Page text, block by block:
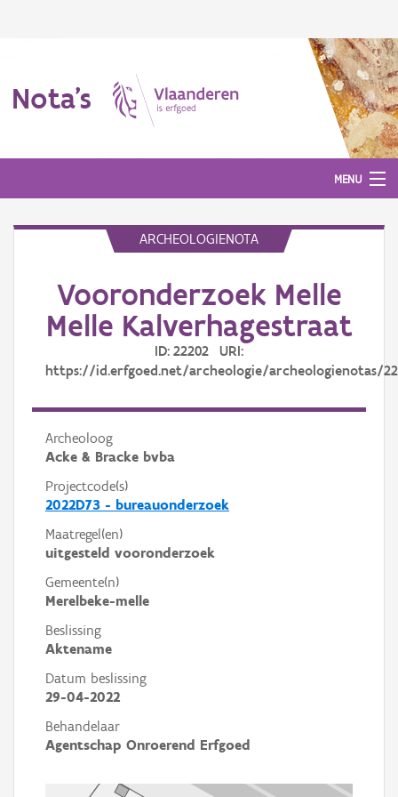
Nota's
MENU
Aanmelden
ARCHEOLOGIENOTA
Vooronderzoek Melle
Melle Kalverhagestraat
ID: 22202 URI:
https://id.erfgoed.net/archeologie/archeologienotas/
Archeoloog
Acke & Bracke bvba
Projectcode(s)
2022D73 - bureauonderzoek
Maatregel(en)
uitgesteld vooronderzoek
Gemeente(n)
Merelbeke-melle
Beslissing
Aktename
Datum beslissing
29-04-2022
Behandelaar
Agentschap Onroerend Erfgoed